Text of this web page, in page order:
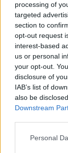
processing of
targeted
section to
opt-out request
interest-based
us or personal
your opt-out.
disclosure of
IAB’s list of
also be
Downstream
Personal
BÅSTAD 2026-08-07
”Vi har
in
inte än”
Båstad
ordförande
Aronsson ger
läget i